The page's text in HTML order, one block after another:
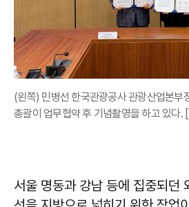
(왼쪽) 민병선 한국관광공사 관광산업본부
총괄이 업무협약 후 기념촬영을 하고 있다.
서울 명동과 강남 등에 집중되던